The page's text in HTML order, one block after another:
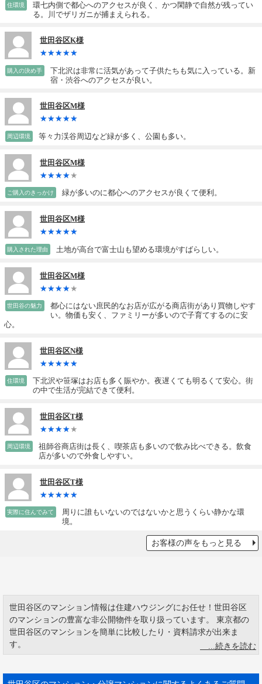
住環境
環七内側で都心へのアクセスが良く、かつ閑静で自然が残ってい
る。川でザリガニが捕まえられる。
世田谷区K様
購入の決め手
下北沢は非常に活気があって子供たちも気に入っている。新
宿・渋谷へのアクセスが良い。
世田谷区M様
周辺環境 等々力渓谷周辺など緑が多く、公園も多い。
世田谷区M様
ご購入のきっかけ 緑が多いのに都心へのアクセスが良くて便利。
世田谷区M様
購入された理由 土地が高台で富士山も望める環境がすばらしい。
世田谷区M様
世田谷の魅力
都心にはない庶民的なお店が広がる商店街があり買物しやす
い。物価も安く、ファミリーが多いので子育てするのに安
心。
世田谷区N様
住環境
下北沢や笹塚はお店も多く賑やか。夜遅くても明るくて安心。街
の中で生活が完結できて便利。
世田谷区T様
周辺環境
祖師谷商店街は長く、喫茶店も多いので飲み比べできる。飲食
店が多いので外食しやすい。
世田谷区T様
実際に住んでみて
周りに誰もいないのではないかと思うくらい静かな環
境。
お客様の声をもっと見る
世田谷区のマンション情報は住建ハウジングにお任せ！世田谷区
のマンションの豊富な非公開物件を取り扱っています。 東京都の
世田谷区のマンションを簡単に比較したり・資料請求が出来ま
す。
世田谷区の人口は23区中1位で、2位の練馬区を大きく引き離して
口の多さに伴ってトップに出るものはいろいろある。高齢者の